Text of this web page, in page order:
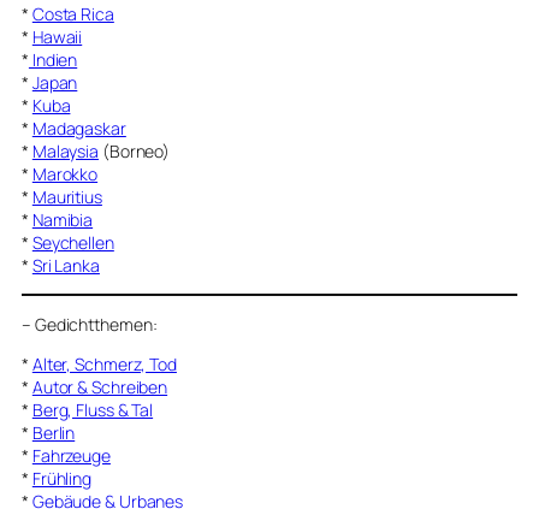
* Costa Rica
* Hawaii
* Indien
* Japan
* Kuba
* Madagaskar
* Malaysia (Borneo)
* Marokko
* Mauritius
* Namibia
* Seychellen
* Sri Lanka
– Gedichtthemen:
* Alter, Schmerz, Tod
* Autor & Schreiben
* Berg, Fluss & Tal
* Berlin
* Fahrzeuge
* Frühling
* Gebäude & Urbanes